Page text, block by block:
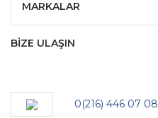
MARKALAR
BİZE ULAŞIN
0(216) 446 07 08